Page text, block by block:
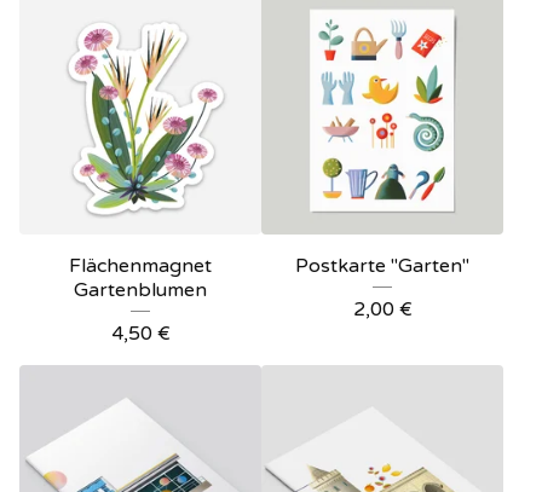
Flächenmagnet
Gartenblumen
4,50 €
Postkarte "Garten"
2,00 €